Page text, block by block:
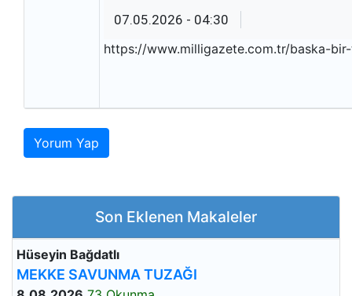
07.05.2026 - 04:30
https://www.milligazete.com.tr/baska-
Yorum Yap
Son Eklenen Makaleler
Hüseyin Bağdatlı
MEKKE SAVUNMA TUZAĞI